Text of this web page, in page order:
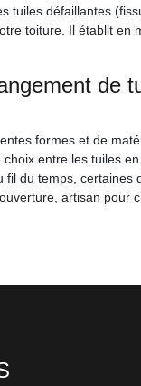
tuiles défaillantes
toiture. Il établit en
de
formes et de
entre les tuiles
du temps,
artisan pour